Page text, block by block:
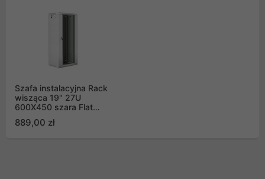
Szafa instalacyjna Rack
wisząca 19" 27U
600X450 szara Flat
6427-10S)
889,00 zł